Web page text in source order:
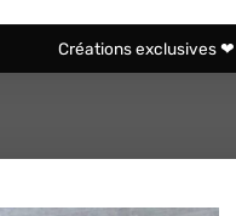
Créations exclusives